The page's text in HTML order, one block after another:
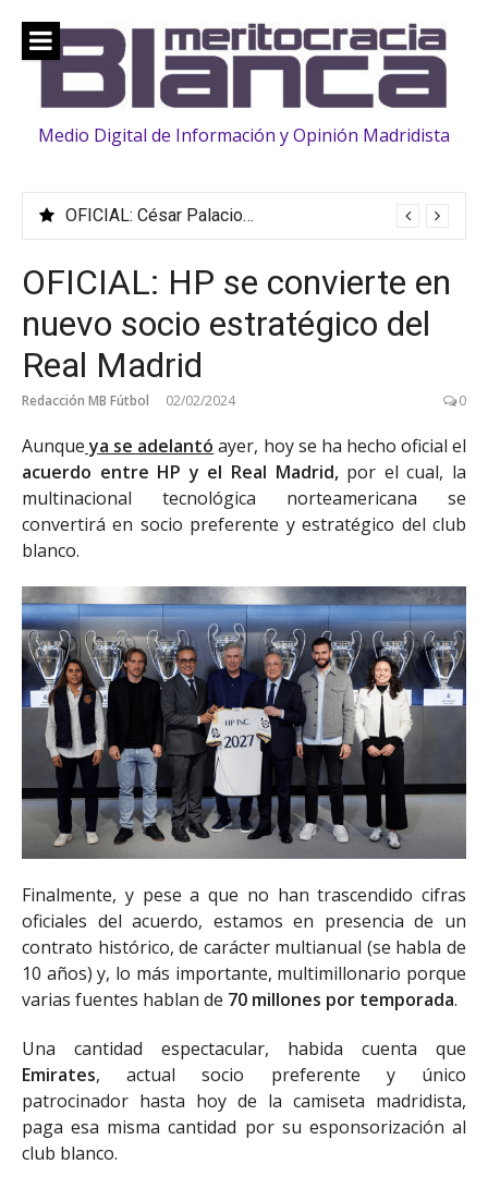
contenido
Medio Digital de Información y Opinión Madridista
OFICIAL: César Palacios, traspasado al Fulham
OFICIAL: HP se convierte en
nuevo socio estratégico del
Real Madrid
Redacción MB Fútbol 02/02/2024 0
Aunqueya se adelantó ayer, hoy se ha hecho oficial el
acuerdo entre HP y el Real Madrid,por el cual, la
multinacional tecnológica norteamericana se
convertirá en socio preferente y estratégico del club
blanco.
Finalmente, y pese a que no han trascendido cifras
oficiales del acuerdo, estamos en presencia de un
contrato histórico, de carácter multianual (se habla de
10 años) y, lo más importante, multimillonario porque
varias fuentes hablan de 70 millones por temporada.
Una cantidad espectacular, habida cuenta que
Emirates, actual socio preferente y único
patrocinador hasta hoy de la camiseta madridista,
paga esa misma cantidad por su esponsorización al
club blanco.